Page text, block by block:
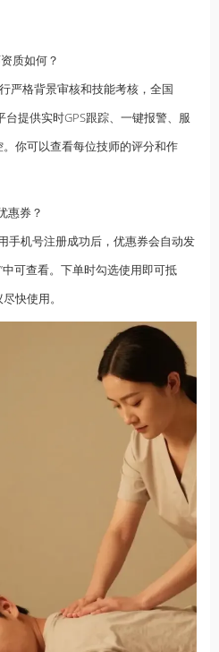
质如何？
严格背景审核和技能考核，全国
提供实时GPS跟踪、一键报警、服
你可以查看每位技师的评分和作
惠券？
手机号注册成功后，优惠券会自动发
可查看。下单时勾选使用即可抵
快使用。